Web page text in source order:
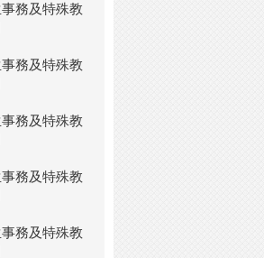
務及特殊教
務及特殊教
務及特殊教
務及特殊教
務及特殊教